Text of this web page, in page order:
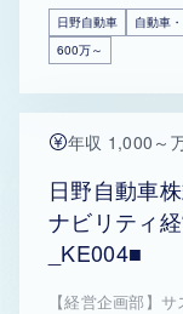
日野自動車 自動車
600万～
年収 1,000～
日野自動車
ナビリティ
_KE004■
【経営企画部】